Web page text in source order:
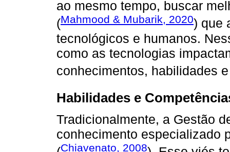
ao mesmo tempo, buscar
(Mahmood & Mubarik, 2020) que
tecnológicos e humanos.
como as tecnologias
conhecimentos, habilidades
Habilidades e
Tradicionalmente, a Gestão
conhecimento especializado
Chiavenato, 2008